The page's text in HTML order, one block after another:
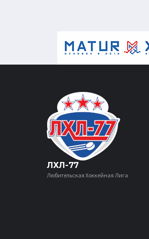
ЛХЛ-77
Любительская Хоккейная Лига